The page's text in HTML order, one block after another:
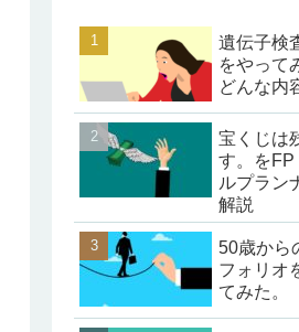
遺伝子検
をやって
どんな内
宝くじは
す。をFP
ルプラン
解説
50歳から
フォリオ
てみた。